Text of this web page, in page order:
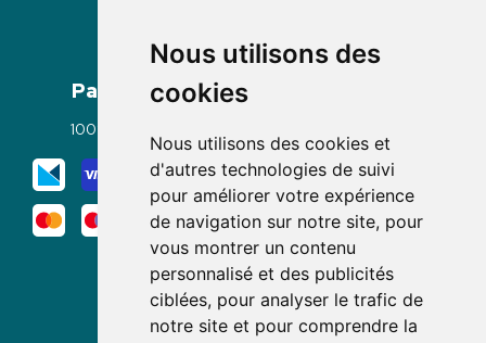
Nous utilisons des
cookies
Nous utilisons des cookies et
d'autres technologies de suivi
pour améliorer votre expérience
de navigation sur notre site, pour
vous montrer un contenu
personnalisé et des publicités
ciblées, pour analyser le trafic de
notre site et pour comprendre la
Paiement
100% sécurisé
Mode de livraison
Nous suivre